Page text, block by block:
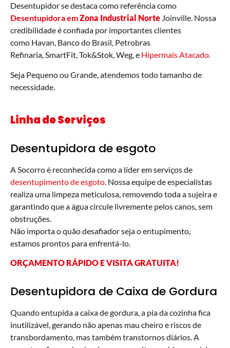
Desentupidor se destaca como referência como
Desentupidora emZona Industrial Norte Joinville. Nossa
credibilidade é confiada por importantes clientes
como Havan, Banco do Brasil, Petrobras
Refinaria, SmartFit, Tok&Stok, Weg, e Hipermais Atacado.
Seja Pequeno ou Grande, atendemos todo tamanho de
necessidade.
Linha de Serviços
Desentupidora de esgoto
A Socorro é reconhecida como a líder em serviços de
desentupimento de esgoto . Nossa equipe de especialistas
realiza uma limpeza meticulosa, removendo toda a sujeira e
garantindo que a água circule livremente pelos canos, sem
obstruções.
Não importa o quão desafiador seja o entupimento,
estamos prontos para enfrentá-lo.
ORÇAMENTO RÁPIDO E VISITA GRATUITA!
Desentupidora de Caixa de Gordura
Quando entupida a caixa de gordura, a pia da cozinha fica
inutilizável, gerando não apenas mau cheiro e riscos de
transbordamento, mas também transtornos diários. A